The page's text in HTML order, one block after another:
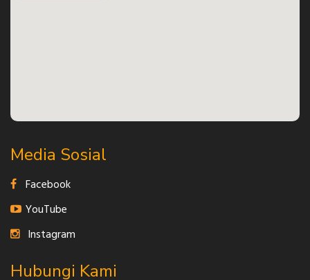
Media Sosial
Facebook
YouTube
Instagram
Hubungi Kami